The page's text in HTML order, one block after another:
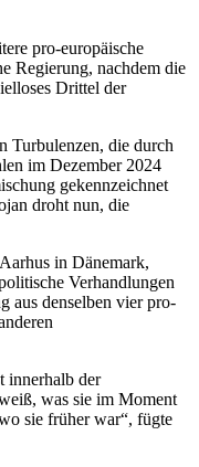
pro-europäische
Regierung, nachdem die
Drittel der
Turbulenzen, die durch
im Dezember 2024
gekennzeichnet
droht nun, die
in Dänemark,
Verhandlungen
aus denselben vier pro-
innerhalb der
was sie im Moment
sie früher war“, fügte